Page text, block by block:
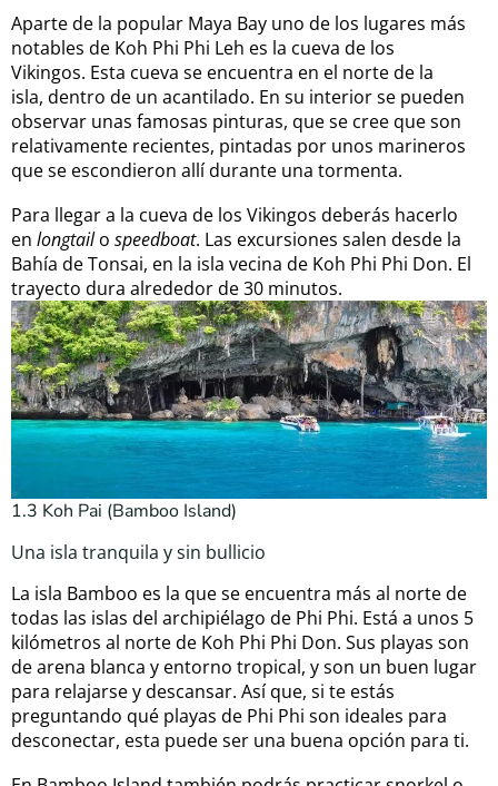
Aparte de la popular Maya Bay uno de los lugares más
notables de Koh Phi Phi Leh es la cueva de los
Vikingos. Esta cueva se encuentra en el norte de la
isla, dentro de un acantilado. En su interior se pueden
observar unas famosas pinturas, que se cree que son
relativamente recientes, pintadas por unos marineros
que se escondieron allí durante una tormenta.
Para llegar a la cueva de los Vikingos deberás hacerlo
en longtailo speedboat. Las excursiones salen desde la
Bahía de Tonsai, en la isla vecina de Koh Phi Phi Don. El
trayecto dura alrededor de 30 minutos.
1.3 Koh Pai (Bamboo Island)
Una isla tranquila y sin bullicio
La isla Bamboo es la que se encuentra más al norte de
todas las islas del archipiélago de Phi Phi. Está a unos 5
kilómetros al norte de Koh Phi Phi Don. Sus playas son
de arena blanca y entorno tropical, y son un buen lugar
para relajarse y descansar. Así que, si te estás
preguntando qué playas de Phi Phi son ideales para
desconectar, esta puede ser una buena opción para ti.